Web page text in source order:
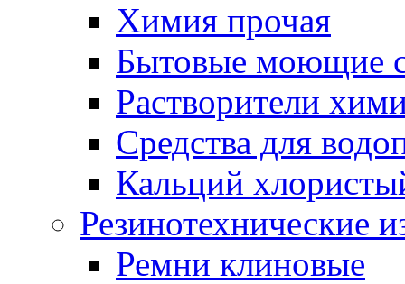
Химия прочая
Бытовые моющие
Растворители
Средства для
Кальций
Резинотехнические
Ремни клиновые